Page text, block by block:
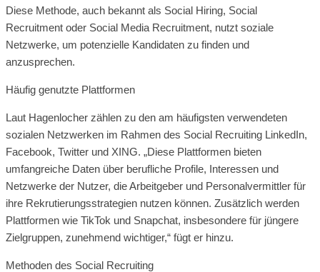
Diese Methode, auch bekannt als Social Hiring, Social
Recruitment oder Social Media Recruitment, nutzt soziale
Netzwerke, um potenzielle Kandidaten zu finden und
anzusprechen.
Häufig genutzte Plattformen
Laut Hagenlocher zählen zu den am häufigsten verwendeten
sozialen Netzwerken im Rahmen des Social Recruiting LinkedIn,
Facebook, Twitter und XING. „Diese Plattformen bieten
umfangreiche Daten über berufliche Profile, Interessen und
Netzwerke der Nutzer, die Arbeitgeber und Personalvermittler für
ihre Rekrutierungsstrategien nutzen können. Zusätzlich werden
Plattformen wie TikTok und Snapchat, insbesondere für jüngere
Zielgruppen, zunehmend wichtiger,“ fügt er hinzu.
Methoden des Social Recruiting